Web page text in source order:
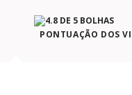
PONTUAÇÃO DOS